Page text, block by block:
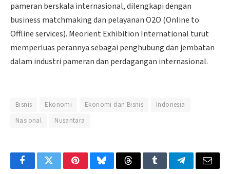
pameran berskala internasional, dilengkapi dengan
business matchmaking dan pelayanan O2O (Online to
Offline services). Meorient Exhibition International turut
memperluas perannya sebagai penghubung dan jembatan
dalam industri pameran dan perdagangan internasional.
Bisnis Ekonomi Ekonomi dan Bisnis
Indonesia
Nasional
Nusantara
FacebookTwitterPinterestBlueskyThreadsTumblrTelegramEmail